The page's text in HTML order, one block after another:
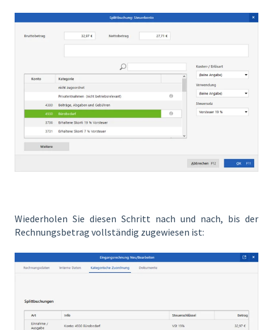
Wiederholen Sie diesen Schritt nach und nach, bis der
Rechnungsbetrag vollständig zugewiesen ist: